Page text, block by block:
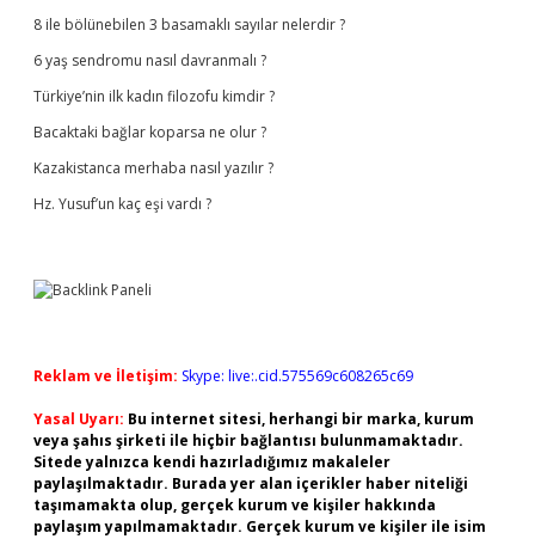
8 ile bölünebilen 3 basamaklı sayılar nelerdir ?
6 yaş sendromu nasıl davranmalı ?
Türkiye’nin ilk kadın filozofu kimdir ?
Bacaktaki bağlar koparsa ne olur ?
Kazakistanca merhaba nasıl yazılır ?
Hz. Yusuf’un kaç eşi vardı ?
Reklam ve İletişim: Skype: live:.cid.575569c608265c69
Yasal Uyarı: Bu internet sitesi, herhangi bir marka, kurum
veya şahıs şirketi ile hiçbir bağlantısı bulunmamaktadır.
Sitede yalnızca kendi hazırladığımız makaleler
paylaşılmaktadır. Burada yer alan içerikler haber niteliği
taşımamakta olup, gerçek kurum ve kişiler hakkında
paylaşım yapılmamaktadır. Gerçek kurum ve kişiler ile isim